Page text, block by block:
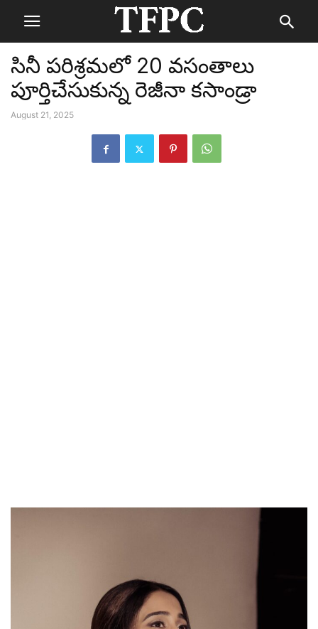
సినీ పరిశ్రమలో 20 వసంతాలు
పూర్తిచేసుకున్న రెజీనా కసాండ్రా
August 21, 2025